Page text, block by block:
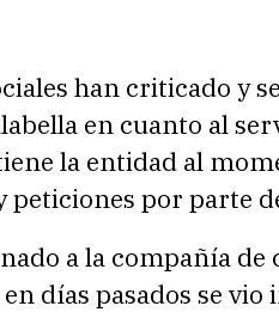
han criticado y
en cuanto al
la entidad al
peticiones por parte
a la compañía de
días pasados se